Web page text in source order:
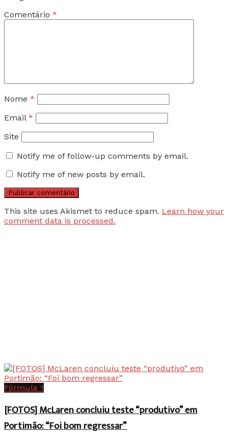
Comentário *
Nome *
Email *
Site
Notify me of follow-up comments by email.
Notify me of new posts by email.
This site uses Akismet to reduce spam. Learn how your
comment data is processed.
Fórmula 1
[FOTOS] McLaren concluiu teste “produtivo” em
Portimão: “Foi bom regressar”